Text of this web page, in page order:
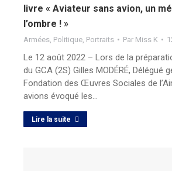
livre « Aviateur sans avion, un
l’ombre ! »
Armées, Politique, Portraits Par Miss K
Le 12 août 2022 – Lors de la
du GCA (2S) Gilles MODÉRÉ, Délégué
Fondation des Œuvres Sociales de
avions évoqué les…
Lire la suite